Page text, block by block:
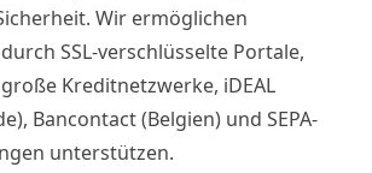
Wir ermöglichen
SSL-verschlüsselte Portale,
Kreditnetzwerke, iDEAL
Bancontact (Belgien) und SEPA-
unterstützen.